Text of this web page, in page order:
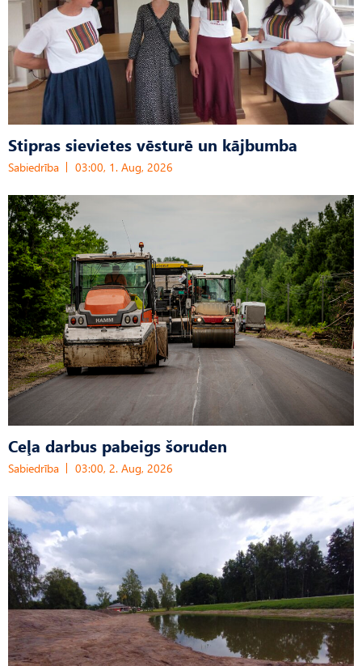
Stipras sievietes vēsturē un kājbumba
Sabiedrība 03:00, 1. Aug, 2026
Ceļa darbus pabeigs šoruden
Sabiedrība 03:00, 2. Aug, 2026